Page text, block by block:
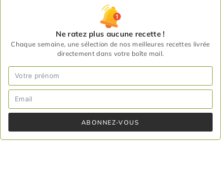
Ne ratez plus aucune recette !
Chaque semaine, une sélection de nos meilleures recettes livrée
directement dans votre boîte mail.
ABONNEZ-VOUS